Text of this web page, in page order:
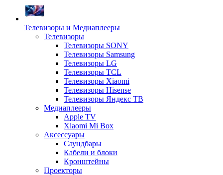
Телевизоры и Медиаплееры
Телевизоры
Телевизоры SONY
Телевизоры Samsung
Телевизоры LG
Телевизоры TCL
Телевизоры Xiaomi
Телевизоры Hisense
Телевизоры Яндекс ТВ
Медиаплееры
Apple TV
Xiaomi Mi Box
Аксессуары
Саундбары
Кабели и блоки
Кронштейны
Проекторы